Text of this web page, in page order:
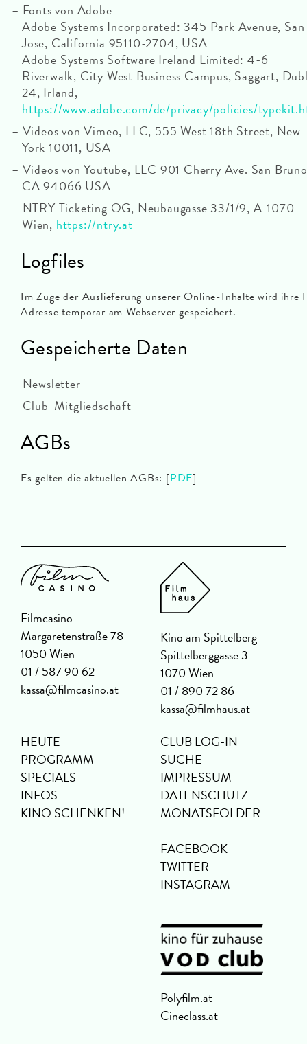
Fonts von Adobe
Adobe Systems Incorporated: 345 Park Avenue, San
Jose, California 95110-2704, USA
Adobe Systems Software Ireland Limited: 4-6
Riverwalk, City West Business Campus, Saggart,
24, Irland,
https://www.adobe.com/de/privacy/policies/
Videos von Vimeo, LLC, 555 West 18th Street, New
York 10011, USA
Videos von Youtube, LLC 901 Cherry Ave. San
CA 94066 USA
NTRY Ticketing OG, Neubaugasse 33/1/9, A-1070
Wien, https://ntry.at
Logfiles
Im Zuge der Auslieferung unserer Online-Inhalte wird ihre
Adresse temporär am Webserver gespeichert.
Gespeicherte Daten
Newsletter
Club-Mitgliedschaft
AGBs
Es gelten die aktuellen AGBs: [PDF]
Filmcasino
Margaretenstraße 78
1050 Wien
01 / 587 90 62
kassa@filmcasino.at
Kino am Spittelberg
Spittelberggasse 3
1070 Wien
01 / 890 72 86
kassa@filmhaus.at
HEUTE
PROGRAMM
SPECIALS
INFOS
KINO SCHENKEN!
CLUB LOG-IN
SUCHE
IMPRESSUM
DATENSCHUTZ
MONATSFOLDER
FACEBOOK
TWITTER
INSTAGRAM
Polyfilm.at
Cineclass.at